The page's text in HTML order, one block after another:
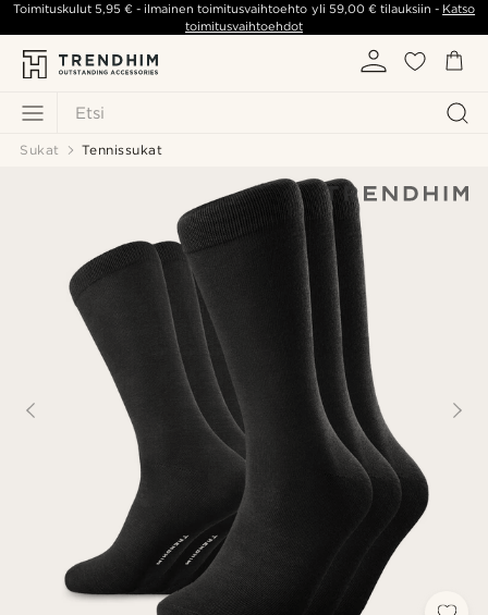
Etsi
Toimituskulut5,95 € - ilmainen toimitusvaihtoehto yli 59,00 €tilauksiin - Katso
toimitusvaihtoehdot
Sukat Tennissukat